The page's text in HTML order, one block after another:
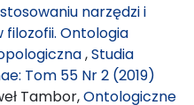
narzędzi i
Ontologia
,Studia
Tom 55 Nr 2 (2019)
Tambor,Ontologiczne